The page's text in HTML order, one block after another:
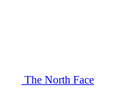
The North Face